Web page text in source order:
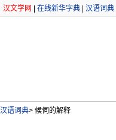
汉文学网 在线新华字典 汉语词典
汉语词典> 候伺的解释